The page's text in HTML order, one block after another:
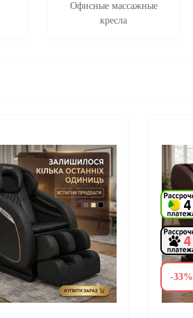
Офисные массажные
кресла
-33%